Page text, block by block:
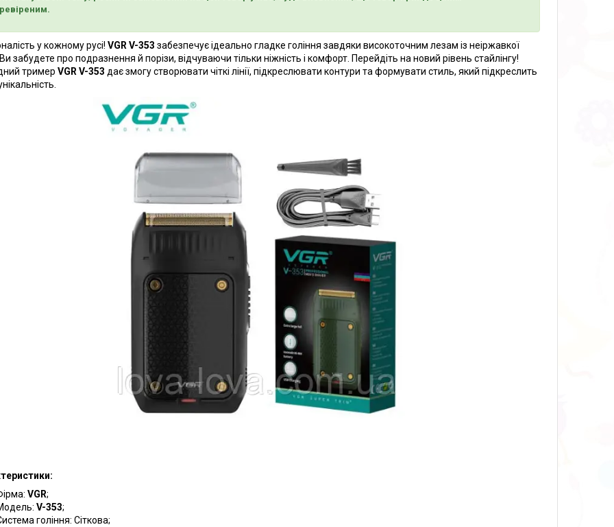
у кожному русі! VGR V-353 забезпечує ідеально гладке гоління завдяки високоточним лезам із неіржавкої
Ви забудете про подразнення й порізи, відчуваючи тільки ніжність і комфорт. Перейдіть на новий рівень стайлінгу!
тример VGR V-353 дає змогу створювати чіткі лінії, підкреслювати контури та формувати стиль, який підкреслить
VGR;
V-353;
гоління: Сіткова;